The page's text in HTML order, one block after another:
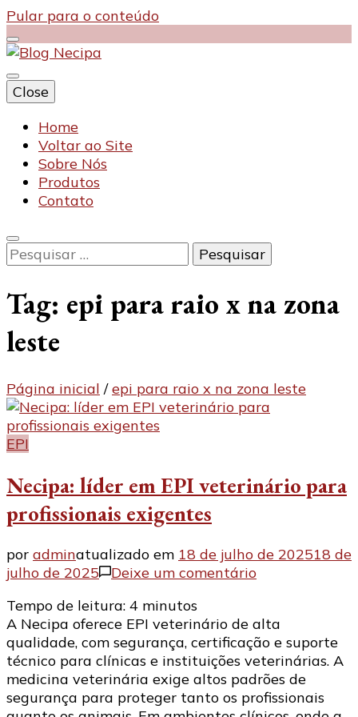
Pular para o conteúdo
Blog Necipa
Close
Home
Voltar ao Site
Sobre Nós
Produtos
Contato
Pesquisar
por:
Tag: epi para raio x na zona
leste
Página inicial / epi para raio x na zona leste
EPI
Necipa: líder em EPI veterinário para
profissionais exigentes
por adminatualizado em 18 de julho de 202518 de
julho de 2025
Deixe um comentárioem
em
EPI
veterinário
para
profissionais
Tempo de leitura: 4 minutos
A Necipa oferece EPI veterinário de alta
qualidade, com segurança, certificação e suporte
técnico para clínicas e instituições veterinárias. A
medicina veterinária exige altos padrões de
segurança para proteger tanto os profissionais